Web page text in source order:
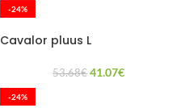
-24%
Cavalor pluus L
53.68€ 41.07€
-24%